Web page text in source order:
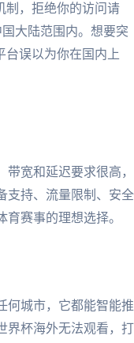
制，拒绝你的访问请
大陆范围内。想要突
台误以为你在国内上
宽和延迟要求很高，
支持、流量限制、安全
赛事的理想选择。
何城市，它都能智能推
界杯海外无法观看，打